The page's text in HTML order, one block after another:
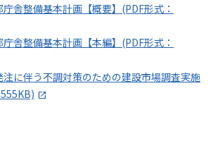
舎整備基本計画【概要】(PDF形式：
舎整備基本計画【本編】(PDF形式：
に伴う不調対策のための建設市場調査実施